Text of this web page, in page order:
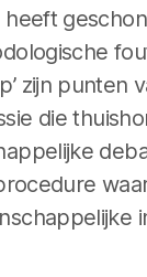
zijn punten
die